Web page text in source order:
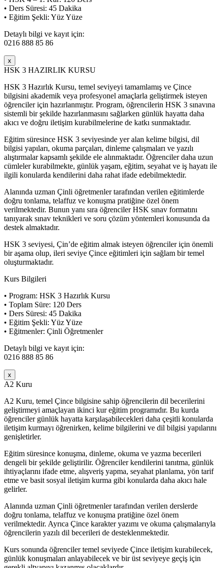
• Ders Süresi: 45 Dakika
• Eğitim Şekli: Yüz Yüze
Detaylı bilgi ve kayıt için:
0216 888 85 86
x
HSK 3 HAZIRLIK KURSU
HSK 3 Hazırlık Kursu, temel seviyeyi tamamlamış ve Çince
bilgisini akademik veya profesyonel amaçlarla geliştirmek isteyen
öğrenciler için hazırlanmıştır. Program, öğrencilerin HSK 3 sınavına
sistemli bir şekilde hazırlanmasını sağlarken günlük hayatta daha
akıcı ve doğru iletişim kurabilmelerine de katkı sunmaktadır.
Eğitim süresince HSK 3 seviyesinde yer alan kelime bilgisi, dil
bilgisi yapıları, okuma parçaları, dinleme çalışmaları ve yazılı
alıştırmalar kapsamlı şekilde ele alınmaktadır. Öğrenciler daha uzun
cümleler kurabilmekte, günlük yaşam, eğitim, seyahat ve iş hayatı ile
ilgili konularda kendilerini daha rahat ifade edebilmektedir.
Alanında uzman Çinli öğretmenler tarafından verilen eğitimlerde
doğru tonlama, telaffuz ve konuşma pratiğine özel önem
verilmektedir. Bunun yanı sıra öğrenciler HSK sınav formatını
tanıyarak sınav teknikleri ve soru çözüm yöntemleri konusunda da
destek almaktadır.
HSK 3 seviyesi, Çin’de eğitim almak isteyen öğrenciler için önemli
bir aşama olup, ileri seviye Çince eğitimleri için sağlam bir temel
oluşturmaktadır.
Kurs Bilgileri
• Program: HSK 3 Hazırlık Kursu
• Toplam Süre: 120 Ders
• Ders Süresi: 45 Dakika
• Eğitim Şekli: Yüz Yüze
• Eğitmenler: Çinli Öğretmenler
Detaylı bilgi ve kayıt için:
0216 888 85 86
x
A2 Kuru
A2 Kuru, temel Çince bilgisine sahip öğrencilerin dil becerilerini
geliştirmeyi amaçlayan ikinci kur eğitim programıdır. Bu kurda
öğrenciler günlük hayatta karşılaşabilecekleri daha çeşitli konularda
iletişim kurmayı öğrenirken, kelime bilgilerini ve dil bilgisi yapılarını
genişletirler.
Eğitim süresince konuşma, dinleme, okuma ve yazma becerileri
dengeli bir şekilde geliştirilir. Öğrenciler kendilerini tanıtma, günlük
ihtiyaçlarını ifade etme, alışveriş yapma, seyahat planlama, yön tarif
etme ve basit sosyal iletişim kurma gibi konularda daha akıcı hale
gelirler.
Alanında uzman Çinli öğretmenler tarafından verilen derslerde
doğru tonlama, telaffuz ve konuşma pratiğine özel önem
verilmektedir. Ayrıca Çince karakter yazımı ve okuma çalışmalarıyla
öğrencilerin yazılı dil becerileri de desteklenmektedir.
Kurs sonunda öğrenciler temel seviyede Çince iletişim kurabilecek,
günlük konuşmaları anlayabilecek ve bir üst seviyeye geçiş için